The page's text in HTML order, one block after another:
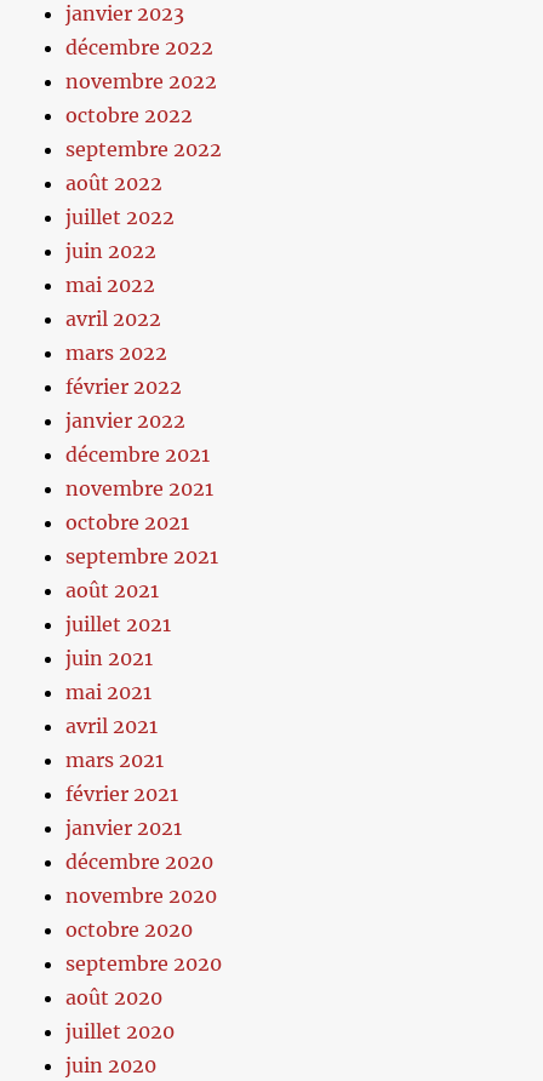
janvier 2023
décembre 2022
novembre 2022
octobre 2022
septembre 2022
août 2022
juillet 2022
juin 2022
mai 2022
avril 2022
mars 2022
février 2022
janvier 2022
décembre 2021
novembre 2021
octobre 2021
septembre 2021
août 2021
juillet 2021
juin 2021
mai 2021
avril 2021
mars 2021
février 2021
janvier 2021
décembre 2020
novembre 2020
octobre 2020
septembre 2020
août 2020
juillet 2020
juin 2020